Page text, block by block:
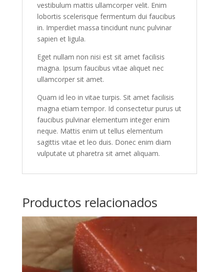
vestibulum mattis ullamcorper velit. Enim
lobortis scelerisque fermentum dui faucibus
in. Imperdiet massa tincidunt nunc pulvinar
sapien et ligula.
Eget nullam non nisi est sit amet facilisis
magna. Ipsum faucibus vitae aliquet nec
ullamcorper sit amet.
Quam id leo in vitae turpis. Sit amet facilisis
magna etiam tempor. Id consectetur purus ut
faucibus pulvinar elementum integer enim
neque. Mattis enim ut tellus elementum
sagittis vitae et leo duis. Donec enim diam
vulputate ut pharetra sit amet aliquam.
Productos relacionados